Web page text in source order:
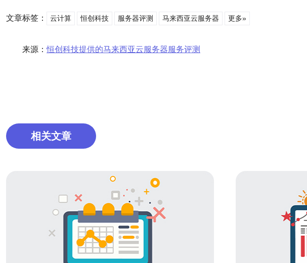
文章标签： 云计算 恒创科技 服务器评测 马来西亚云服务器 更多»
来源：恒创科技提供的马来西亚云服务器服务评测
相关文章